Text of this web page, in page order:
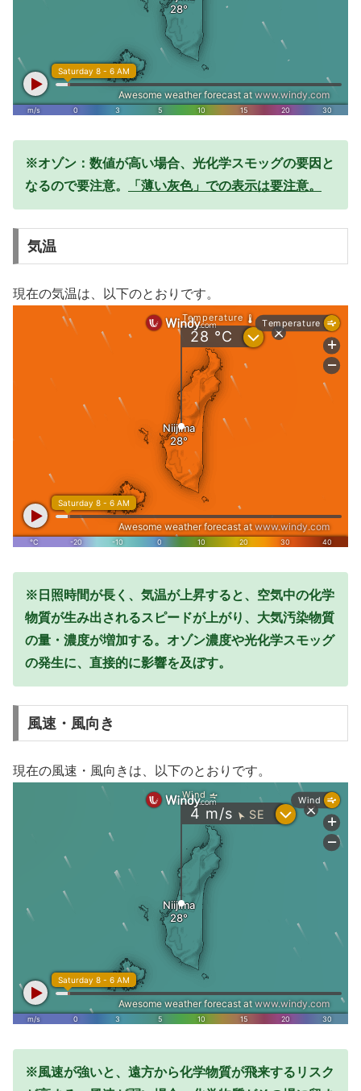
※オゾン：数値が高い場合、光化学スモッグの要因と
なるので要注意。
「薄い灰色」での表示は要注意。
気温
現在の気温は、以下のとおりです。
※日照時間が長く、気温が上昇すると、空気中の化学
物質が生み出されるスピードが上がり、大気汚染物質
の量・濃度が増加する。オゾン濃度や光化学スモッグ
の発生に、直接的に影響を及ぼす。
風速・風向き
現在の風速・風向きは、以下のとおりです。
※風速が強いと、遠方から化学物質が飛来するリスク